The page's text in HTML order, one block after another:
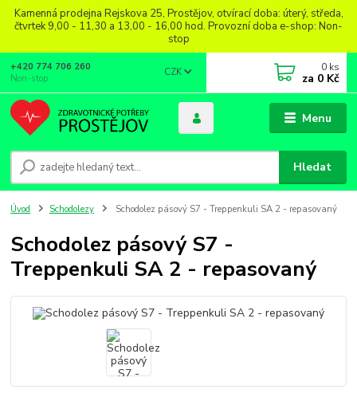
Kamenná prodejna Rejskova 25, Prostějov, otvírací doba: úterý, středa,
čtvrtek 9,00 - 11,30 a 13,00 - 16,00 hod. Provozní doba e-shop: Non-
stop
Menu
CZK
Hledat
+420 774 706 260
Non-stop
0 ks
za 0 Kč
Úvod Schodolezy Schodolez pásový S7 - Treppenkuli SA 2 - repasovaný
Schodolez pásový S7 -
Treppenkuli SA 2 - repasovaný